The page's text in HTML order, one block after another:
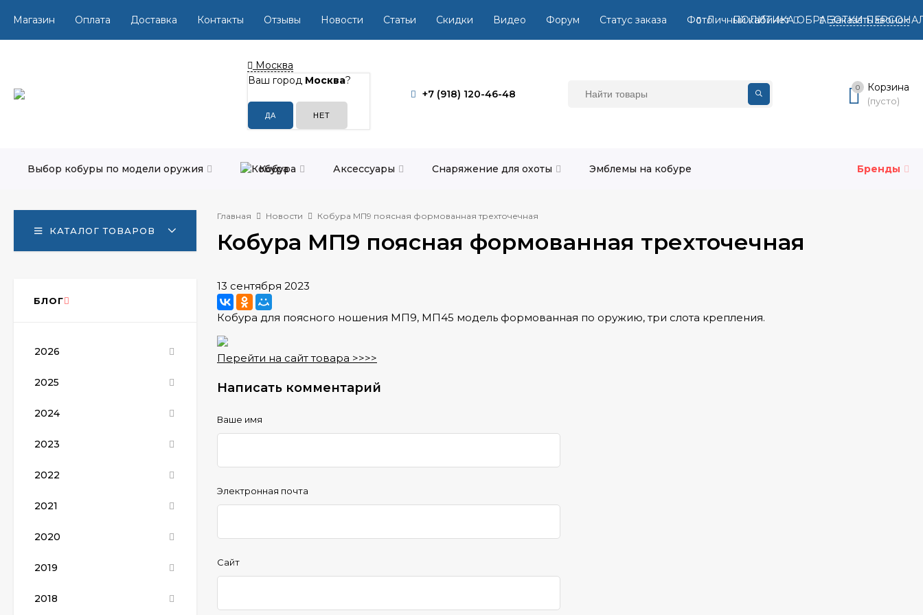
Личный кабинет Заказать звонок
Магазин Оплата Доставка Контакты Отзывы Новости Статьи Скидки Видео Форум Статус заказа Фото ПОЛИТИКА ОБРАБОТКИ
Москва
Ваш город Москва?
+7 (918) 120-46-48
0 Корзина
(пусто)
Бренды
Выбор кобуры по модели оружия Кобура Аксессуары Снаряжение для охоты Эмблемы на кобуре
Главная Новости Кобура МП9 поясная формованная трехточечная
Кобура МП9 поясная формованная трехточечная
13 сентября 2023
Кобура для поясного ношения МП9, МП45 модель формованная по оружию, три слота крепления.
Перейти на сайт товара >>>>
Написать комментарий
Ваше имя
Электронная почта
Сайт
КАТАЛОГ ТОВАРОВ
БЛОГ
2026
2025
2024
2023
2022
2021
2020
2019
2018